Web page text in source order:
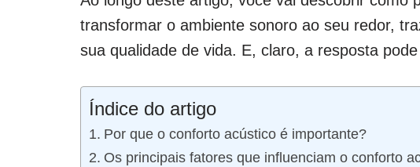
transformar o ambiente sonoro ao seu redor,
sua qualidade de vida. E, claro, a resposta
Índice do artigo
Por que o conforto acústico é importante?
Os principais fatores que influenciam o conforto